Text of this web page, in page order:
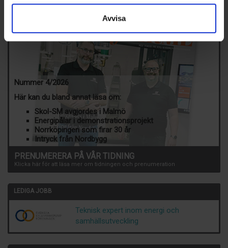
Avvisa
Nummer 4/2026
Här kan du bland annat läsa om:
Skol-SM avgjordes i Malmö
Energipålar i demonstrationsprojekt
Norrköpingen som firar 30 år
Intryck från Nordbygg
PRENUMERERA PÅ VÅR TIDNING
Klicka här för att läsa mer om tidningen och prenumeration
LEDIGA JOBB
Teknisk expert inom energi och
samhällsutveckling